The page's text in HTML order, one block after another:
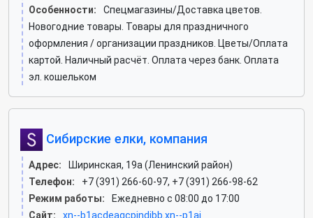
Особенности:
Спецмагазины/Доставка цветов.
Новогодние товары. Товары для праздничного
оформления / организации праздников. Цветы/Оплата
картой. Наличный расчёт. Оплата через банк. Оплата
эл. кошельком
Сибирские елки, компания
Адрес:
Ширинская, 19а (Ленинский район)
Телефон:
+7 (391) 266-60-97, +7 (391) 266-98-62
Режим работы:
Ежедневно с 08:00 до 17:00
Сайт:
xn--b1acdeaqcpindibb.xn--p1ai